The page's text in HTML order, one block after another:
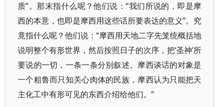
质”。那末指什么呢？他们说：“我们所说的，即是摩
西的本意，也即是摩西用这些话所要表达的意义”。究
竟指什么呢？他们说：“摩西用天地二字先笼统概括地
说明整个有形世界，然后按照日子的次序，把‘圣神’所
要说的一切，一条一条分别叙述。摩西谈话的对象是
一个粗鲁而只知关心肉体的民族，摩西认为只能把天
主化工中有形可见的东西介绍给他们。”